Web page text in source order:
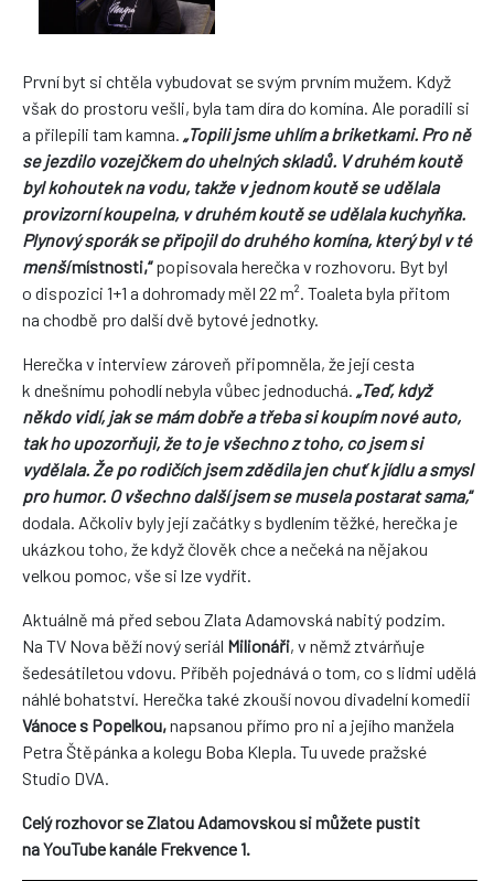
První byt si chtěla vybudovat se svým prvním mužem. Když
však do prostoru vešli, byla tam díra do komína. Ale poradili si
a přilepili tam kamna. „Topili jsme uhlím a briketkami. Pro ně
se jezdilo vozejčkem do uhelných skladů. V druhém koutě
byl kohoutek na vodu, takže v jednom koutě se udělala
provizorní koupelna, v druhém koutě se udělala kuchyňka.
Plynový sporák se připojil do druhého komína, který byl v té
menšímístnosti,“popisovala herečka v rozhovoru. Byt byl
o dispozici 1+1 a dohromady měl 22 m². Toaleta byla přitom
na chodbě pro další dvě bytové jednotky.
Herečka v interview zároveň připomněla, že její cesta
k dnešnímu pohodlí nebyla vůbec jednoduchá. „Teď, když
někdo vidí, jak se mám dobře a třeba si koupím nové auto,
tak ho upozorňuji, že to je všechno z toho, co jsem si
vydělala. Že po rodičích jsem zdědila jen chuť k jídlu a smysl
pro humor. O všechno další jsem se musela postarat sama,“
dodala. Ačkoliv byly její začátky s bydlením těžké, herečka je
ukázkou toho, že když člověk chce a nečeká na nějakou
velkou pomoc, vše si lze vydřít.
Aktuálně má před sebou Zlata Adamovská nabitý podzim.
Na TV Nova běží nový seriál Milionáři, v němž ztvárňuje
šedesátiletou vdovu. Příběh pojednává o tom, co s lidmi udělá
náhlé bohatství. Herečka také zkouší novou divadelní komedii
Vánoce s Popelkou,napsanou přímo pro ni a jejího manžela
Petra Štěpánka a kolegu Boba Klepla. Tu uvede pražské
Studio DVA.
Celý rozhovor se Zlatou Adamovskou si můžete pustit
na YouTube kanále Frekvence 1.